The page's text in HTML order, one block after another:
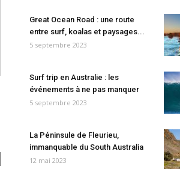
Great Ocean Road : une route
entre surf, koalas et paysages...
5 septembre 2023
Surf trip en Australie : les
événements à ne pas manquer
5 septembre 2023
La Péninsule de Fleurieu,
immanquable du South Australia
12 mai 2023